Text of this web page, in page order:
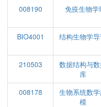
008190
免疫生物学I
BIO4001
结构生物学
210503
数据结构与
库
008178
生物系统数
模